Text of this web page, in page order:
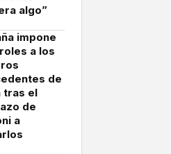
algo”
impone
a los
de
tras el
de
a